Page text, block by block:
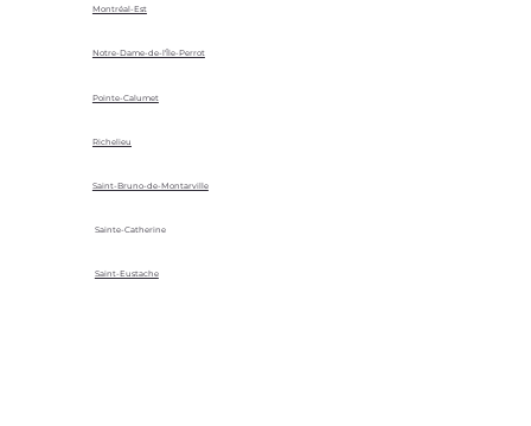
Montréal-Est
Notre-Dame-de-l'Île-Perrot
Pointe-Calumet
Richelieu
Saint-Bruno-de-Montarville
Sainte-Catherine
Saint-Eustache